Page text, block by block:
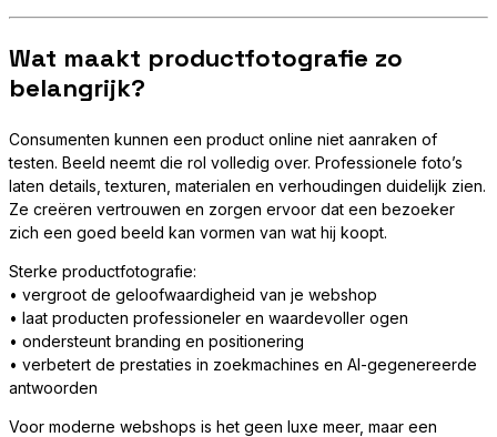
Wat maakt productfotografie zo
belangrijk?
Consumenten kunnen een product online niet aanraken of
testen. Beeld neemt die rol volledig over. Professionele foto’s
laten details, texturen, materialen en verhoudingen duidelijk zien.
Ze creëren vertrouwen en zorgen ervoor dat een bezoeker
zich een goed beeld kan vormen van wat hij koopt.
Sterke productfotografie:
• vergroot de geloofwaardigheid van je webshop
• laat producten professioneler en waardevoller ogen
• ondersteunt branding en positionering
• verbetert de prestaties in zoekmachines en AI-gegenereerde
antwoorden
Voor moderne webshops is het geen luxe meer, maar een